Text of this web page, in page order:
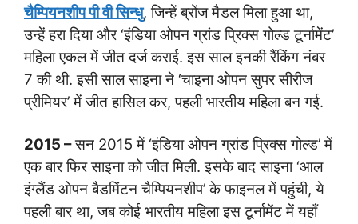
चैम्पियनशीप पी वी सिन्धु, जिन्हें ब्रोंज मैडल मिला हुआ था,
उन्हें हरा दिया और ‘इंडिया ओपन ग्रांड प्रिक्स गोल्ड टूर्नामेंट’
महिला एकल में जीत दर्ज कराई. इस साल इनकी रैंकिंग नंबर
7 की थी. इसी साल साइना ने ‘चाइना ओपन सुपर सीरीज
प्रीमियर’ में जीत हासिल कर, पहली भारतीय महिला बन गई.
2015 –सन 2015 में ‘इंडिया ओपन ग्रांड प्रिक्स गोल्ड’ में
एक बार फिर साइना को जीत मिली. इसके बाद साइना ‘आल
इंग्लैंड ओपन बैडमिंटन चैम्पियनशीप’ के फाइनल में पहुंची, ये
पहली बार था, जब कोई भारतीय महिला इस टूर्नामेंट में यहाँ